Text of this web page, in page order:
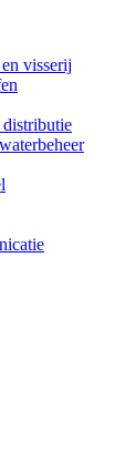
visserij